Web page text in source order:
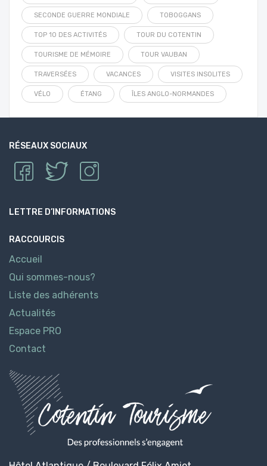
SECONDE GUERRE MONDIALE TOBOGGANS
TOP 10 DES ACTIVITÉS TOUR DU COTENTIN
TOURISME DE MÉMOIRE TOUR VAUBAN
TRAVERSÉES VACANCES VISITES INSOLITES
VÉLO ÉTANG ÎLES ANGLO-NORMANDES
RÉSEAUX SOCIAUX
LETTRE D’INFORMATIONS
RACCOURCIS
Accueil
Qui sommes-nous?
Liste des adhérents
Actualités
Espace PRO
Contact